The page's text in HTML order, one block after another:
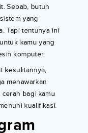
Sebab, butuh
yang
Tapi tentunya ini
kamu yang
komputer.
kesulitannya,
menawarkan
bagi kamu
kualifikasi.